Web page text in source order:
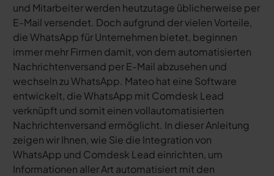
und Mitarbeiter werden heutzutage üblicherweise per
E-Mail versendet. Doch aufgrund der vielen Vorteile,
die WhatsApp für Unternehmen bietet, beginnen
immer mehr Firmen damit, von dem automatisierten
Nachrichtenversand per E-Mail abzusehen und
wechseln zu WhatsApp. Mateo hat eine Software
entwickelt, die WhatsApp mit Comdesk Lead
verknüpft und somit einen vollautomatisierten
Nachrichtenversand ermöglicht. In dieser Anleitung
zeigen wir Ihnen, wie Sie die Integration von
WhatsApp und Comdesk Lead einrichten, um
Informationen aller Art automatisiert mit den